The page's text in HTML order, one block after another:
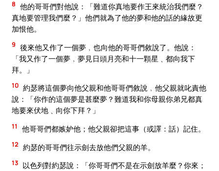
8 他的哥哥們對他說：「難道你真地要作王來統治我們麼？
真地要管理我們麼？」他們就為了他的夢和他的話的緣故更
加恨他。
9 後來他又作了一個夢﹐也向他的哥哥們敘說了。他說：
「我又作了一個夢﹐夢見日頭月亮和十一顆星﹑都向我下
拜。」
10 約瑟將這個夢向他父親和他哥哥們敘說﹐他父親就叱責他
說：「你作的這個夢是甚麼夢？難道我和你母親你弟兄都真
地要來伏地﹑向你下拜？」
11 他哥哥們都嫉妒他；他父親卻把這事（或譯：話）記住。
12 約瑟的哥哥們往示劍去放他們父親的羊。
13 以色列對約瑟說：「你哥哥們不是在示劍放羊麼？你來；